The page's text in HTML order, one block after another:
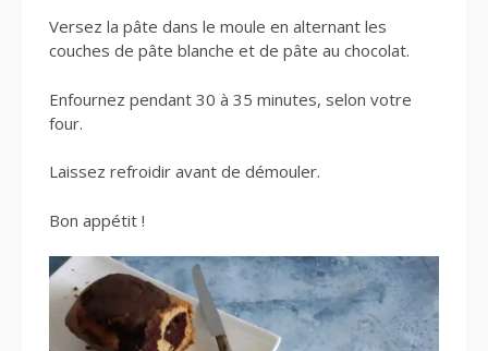
Versez la pâte dans le moule en alternant les
couches de pâte blanche et de pâte au chocolat.
Enfournez pendant 30 à 35 minutes, selon votre
four.
Laissez refroidir avant de démouler.
Bon appétit !